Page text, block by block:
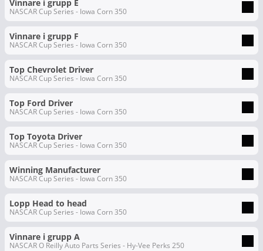
Vinnare i grupp E
NASCAR Cup Series - Iowa Corn 350
Vinnare i grupp F
NASCAR Cup Series - Iowa Corn 350
Top Chevrolet Driver
NASCAR Cup Series - Iowa Corn 350
Top Ford Driver
NASCAR Cup Series - Iowa Corn 350
Top Toyota Driver
NASCAR Cup Series - Iowa Corn 350
Winning Manufacturer
NASCAR Cup Series - Iowa Corn 350
Lopp Head to head
NASCAR Cup Series - Iowa Corn 350
Vinnare i grupp A
NASCAR O Reilly Auto Parts Series - Hy-Vee Perks 250